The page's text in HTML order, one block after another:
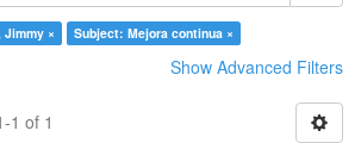
Jimmy × Subject: Mejora continua ×
Show Advanced Filters
1 of 1